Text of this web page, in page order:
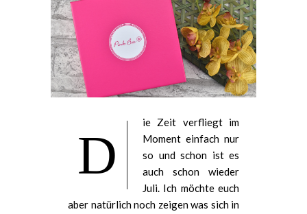
D
ie Zeit verfliegt im
Moment einfach nur
so und schon ist es
auch schon wieder
Juli. Ich möchte euch
aber natürlich noch zeigen was sich in